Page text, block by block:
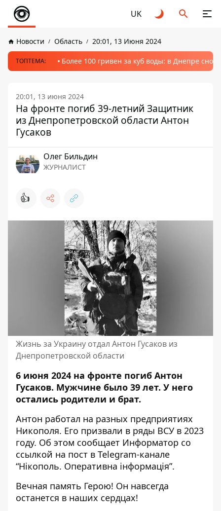
UK
Новости Область 20:01, 13 Июня 2024
ТОПТЕМА: Более 100 гривен за куб воды: в Днепре
20:01, 13 июня 2024
На фронте погиб 39-летний Защитник
из Днепропетровской области Антон
Гусаков
Олег Бильдин
ЖУРНАЛИСТ
👍
Жизнь за Украину отдал Антон Гусаков из
Днепропетровской области
6 июня 2024 на фронте погиб Антон
Гусаков. Мужчине было 39 лет. У него
остались родители и брат.
Антон работал на разных предприятиях
Никополя. Его призвали в ряды ВСУ в 2023
году. Об этом сообщает Информатор со
ссылкой на пост в Telegram-канале
“Нікополь. Оперативна інформація”.
Вечная память Герою! Он навсегда
останется в наших сердцах!